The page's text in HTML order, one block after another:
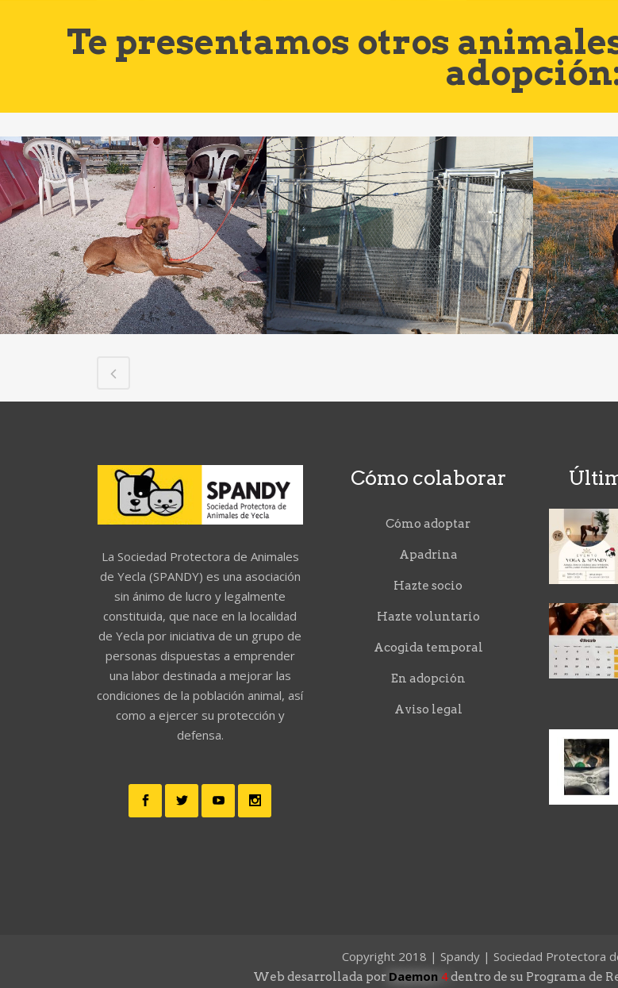
Te presentamos otros
La Sociedad Protectora de Animales
de Yecla (SPANDY) es una asociación
sin ánimo de lucro y legalmente
constituida, que nace en la localidad
de Yecla por iniciativa de un grupo de
personas dispuestas a emprender
una labor destinada a mejorar las
condiciones de la población animal, así
como a ejercer su protección y
defensa.
Cómo colaborar
Cómo adoptar
Apadrina
Hazte socio
Hazte voluntario
Acogida temporal
En adopción
Aviso legal
Copyright 2018 | Spandy | Sociedad Protectora
Web desarrollada por Daemon 4dentro de su Programa de